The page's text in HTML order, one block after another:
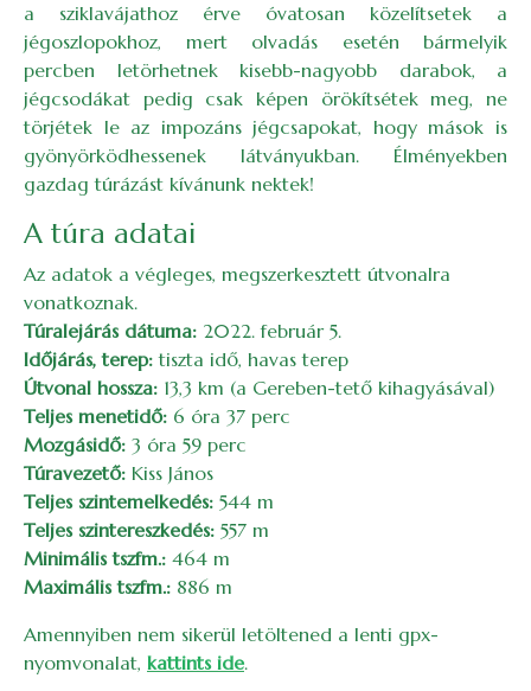
a sziklavájathoz érve óvatosan közelítsetek a
jégoszlopokhoz, mert olvadás esetén bármelyik
percben letörhetnek kisebb-nagyobb darabok, a
jégcsodákat pedig csak képen örökítsétek meg, ne
törjétek le az impozáns jégcsapokat, hogy mások is
gyönyörködhessenek látványukban. Élményekben
gazdag túrázást kívánunk nektek!
A túra adatai
Az adatok a végleges, megszerkesztett útvonalra
vonatkoznak.
Túralejárás dátuma: 2022. február 5.
Időjárás, terep: tiszta idő, havas terep
Útvonal hossza: 13,3 km (a Gereben-tető kihagyásával)
Teljes menetidő: 6 óra 37 perc
Mozgásidő: 3 óra 59 perc
Túravezető: Kiss János
Teljes szintemelkedés: 544 m
Teljes szintereszkedés: 557 m
Minimális tszfm.: 464 m
Maximális tszfm.: 886 m
Amennyiben nem sikerül letöltened a lenti gpx-
nyomvonalat, kattints ide.